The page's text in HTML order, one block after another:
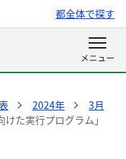
都全体で探す
2024年
3月
た実行プログラム」